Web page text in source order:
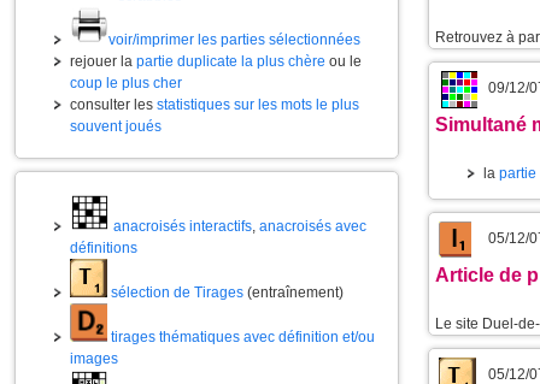
voir/imprimer les parties sélectionnées
rejouer la partie duplicate la plus chère ou le
coup le plus cher
consulter les statistiques sur les mots le plus
souvent joués
anacroisés interactifs, anacroisés avec
définitions
sélection de Tirages (entraînement)
tirages thématiques avec définition et/ou
images
Retrouvez à
09/12/
Simultané
la partie
05/12/
Article de
Le site Duel-
05/12/